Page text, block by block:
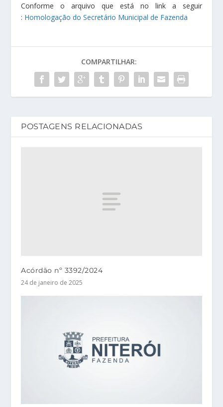
Conforme o arquivo que está no link a seguir
: Homologação do Secretário Municipal de Fazenda
COMPARTILHAR:
POSTAGENS RELACIONADAS
Acórdão nº 3392/2024
24 de janeiro de 2025